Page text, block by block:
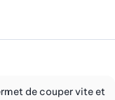
de couper vite et